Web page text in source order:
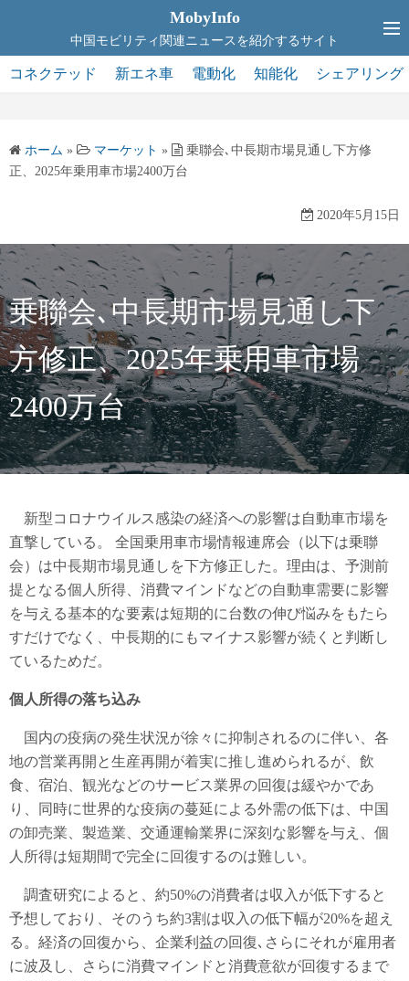
テ
ン
ス
キ
MobyInfo
中国モビリティ関連ニュースを紹介するサイト
コネクテッド 新エネ車 電動化 知能化 シェアリング
ホーム » マーケット »
乗聯会､中長期市場見通し下方修
正、2025年乗用車市場2400万台
2020年5月15日
乗聯会､中長期市場見通し下
方修正、2025年乗用車市場
2400万台
新型コロナウイルス感染の経済への影響は自動車市場を
直撃している。 全国乗用車市場情報連席会（以下は乗聯
会）は中長期市場見通しを下方修正した。理由は、予測前
提となる個人所得、消費マインドなどの自動車需要に影響
を与える基本的な要素は短期的に台数の伸び悩みをもたら
すだけでなく、中長期的にもマイナス影響が続くと判断し
ているためだ。
個人所得の落ち込み
国内の疫病の発生状況が徐々に抑制されるのに伴い、各
地の営業再開と生産再開が着実に推し進められるが、飲
食、宿泊、観光などのサービス業界の回復は緩やかであ
り、同時に世界的な疫病の蔓延による外需の低下は、中国
の卸売業、製造業、交通運輸業界に深刻な影響を与え、個
人所得は短期間で完全に回復するのは難しい。
調査研究によると、約50%の消費者は収入が低下すると
予想しており、そのうち約3割は収入の低下幅が20%を超え
る。経済の回復から、企業利益の回復､さらにそれが雇用者
に波及し、さらに消費マインドと消費意欲が回復するまで